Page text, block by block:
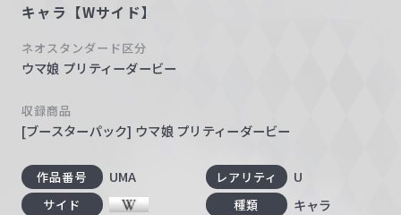
キャラ【Wサイド】
ネオスタンダード区分
ウマ娘 プリティーダービー
収録商品
[ブースターパック] ウマ娘 プリティーダービー
作品番号 UMA レアリティ U
サイド 種類 キャラ